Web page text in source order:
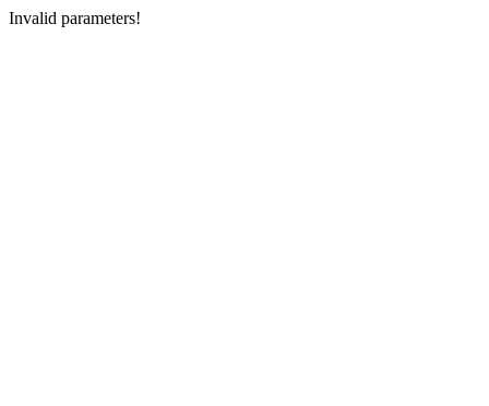
Invalid parameters!